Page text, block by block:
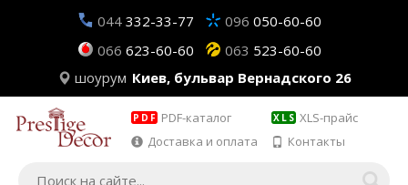
044 332-33-77 096 050-60-60
066 623-60-60 063 523-60-60
шоурум Киев, бульвар Вернадского 26
PDF PDF-каталог XLS XLS-прайс
Доставка и оплата
Контакты